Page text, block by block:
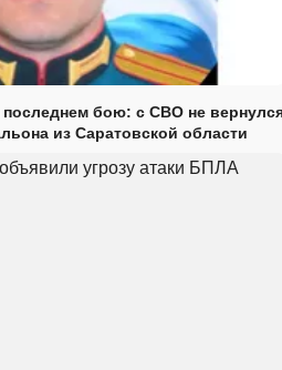
бою: с СВО не
из Саратовской области